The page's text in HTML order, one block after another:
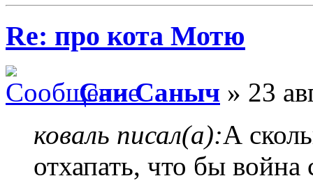
Re: про кота Мотю
Сан Саныч » 23
коваль писал(а):А
отхапать, что бы война